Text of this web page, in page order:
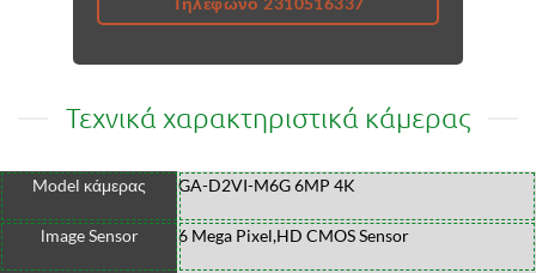
Τεχνικά χαρακτηριστικά κάμερας
Model κάμερας GA-D2VI-M6G 6MP 4K
lmage Sensor 6 Mega Pixel,HD CMOS Sensor